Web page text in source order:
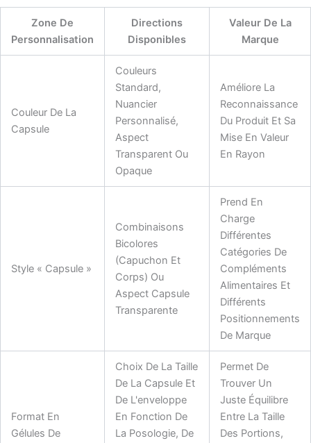
Zone De
Personnalisation
Directions
Disponibles
Valeur De La
Marque
Couleur De La
Capsule
Couleurs
Standard,
Nuancier
Personnalisé,
Aspect
Transparent Ou
Opaque
Améliore La
Reconnaissance
Du Produit Et Sa
Mise En Valeur
En Rayon
Style « Capsule »
Combinaisons
Bicolores
(capuchon Et
Corps) Ou
Aspect Capsule
Transparente
Prend En
Charge
Différentes
Catégories De
Compléments
Alimentaires Et
Différents
Positionnements
De Marque
Format En
Gélules De
Choix De La Taille
De La Capsule Et
De L'enveloppe
En Fonction De
La Posologie, De
Permet De
Trouver Un
Juste Équilibre
Entre La Taille
Des Portions,